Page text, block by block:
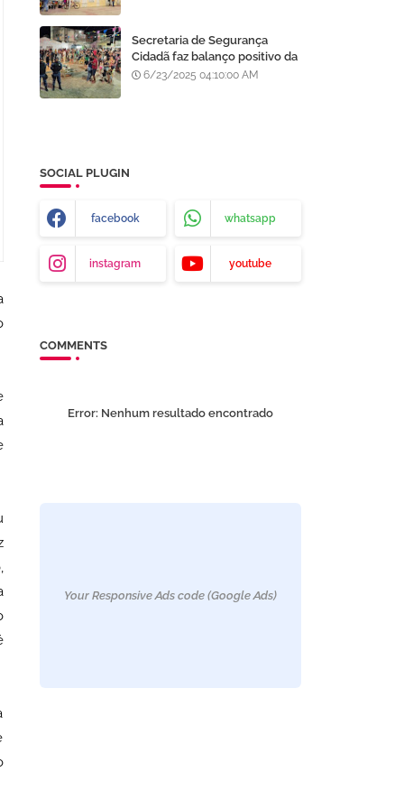
Secretaria de Segurança
Cidadã faz balanço positivo da
atuação da GCM de Juazeiro
6/23/2025 04:10:00 AM
SOCIAL PLUGIN
facebook whatsapp
instagram youtube
COMMENTS
Error: Nenhum resultado encontrado
Your Responsive Ads code (Google Ads)